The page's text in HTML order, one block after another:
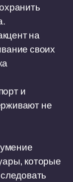
на
своих
и
не
умение
которые